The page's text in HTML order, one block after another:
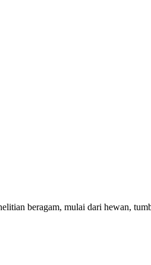
beragam, mulai dari hewan,